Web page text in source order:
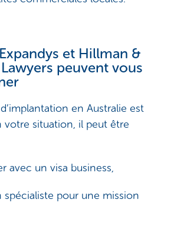
et Hillman &
peuvent vous
en Australie est
votre situation, il peut être
avec un visa business,
spécialiste pour une mission